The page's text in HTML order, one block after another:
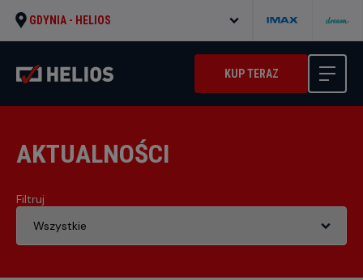
GDYNIA - HELIOS
KUP TERAZ
AKTUALNOŚCI
Filtruj